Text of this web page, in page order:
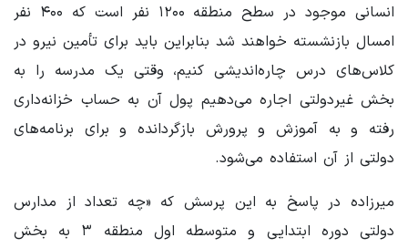
انسانی موجود در سطح منطقه ۱۲۰۰ نفر است که ۴۰۰ نفر
امسال بازنشسته خواهند شد بنابراین باید برای تأمین نیرو در
کلاس‌های درس چاره‌اندیشی کنیم، وقتی یک مدرسه را به
بخش غیردولتی اجاره می‌دهیم پول آن به حساب خزانه‌داری
رفته و به آموزش و پرورش بازگردانده و برای برنامه‌های
دولتی از آن استفاده می‌شود.
میرزاده در پاسخ به این پرسش که «چه تعداد از مدارس
دولتی دوره ابتدایی و متوسطه اول منطقه ۳ به بخش